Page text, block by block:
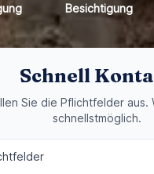
Besichtigung
Schnell
Sie die Pflichtfelder aus.
schnellstmöglich.